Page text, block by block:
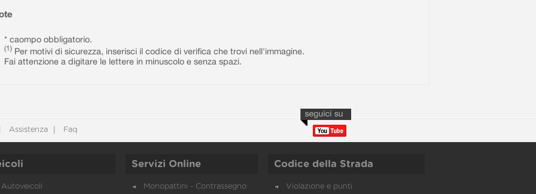
* caompo obbligatorio.
(1) Per motivi di sicurezza, inserisci il codice di verifica che trovi nell'immagine.
Fai attenzione a digitare le lettere in minuscolo e senza spazi.
Assistenza Faq
Autoveicoli
Servizi Online
Monopattini - Contrassegno
Codice della Strada
Violazione e punti